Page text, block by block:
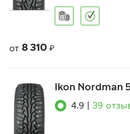
от 8 310 ₽
Ikon Nordman
4.9 39